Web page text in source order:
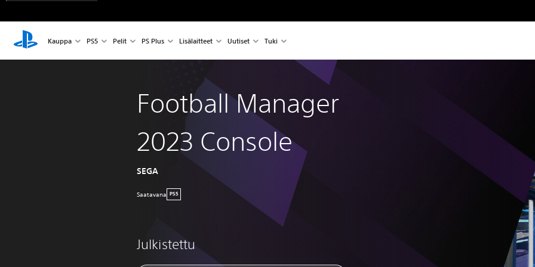
Kauppa PS5 Pelit PS Plus Lisälaitteet Uutiset Tuki
Football Manager
2023 Console
SEGA
Saatavana PS5
Julkistettu